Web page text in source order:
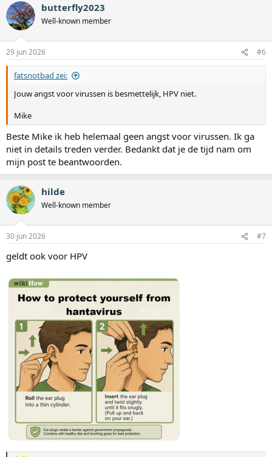
butterfly2023
Well-known member
29 jun 2026 #6
fatsnotbad zei:
Jouw angst voor virussen is besmettelijk, HPV niet.
Mike
Beste Mike ik heb helemaal geen angst voor virussen. Ik ga
niet in details treden verder. Bedankt dat je de tijd nam om
mijn post te beantwoorden.
hilde
Well-known member
30 jun 2026 #7
geldt ook voor HPV